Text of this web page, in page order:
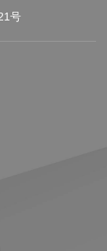
号